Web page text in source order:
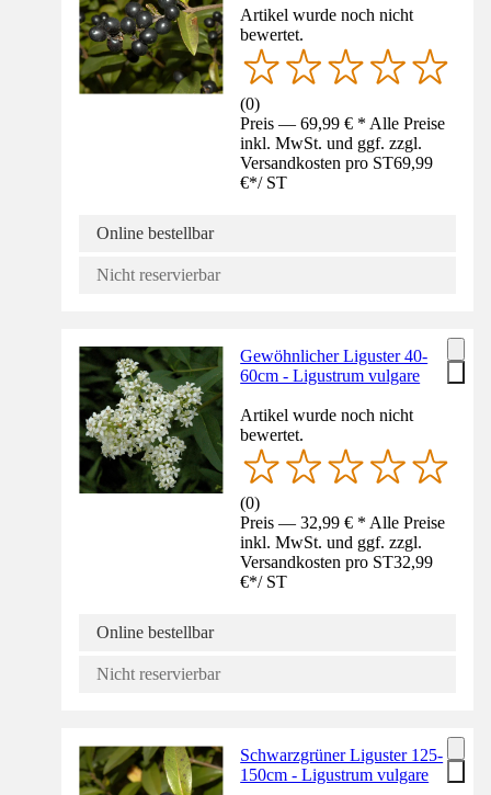
Artikel wurde noch nicht
bewertet.
(0)
Preis — 69,99 € * Alle Preise
inkl. MwSt. und ggf. zzgl.
Versandkosten pro ST69,99
€*/ ST
Online bestellbar
Nicht reservierbar
Gewöhnlicher Liguster 40-
60cm - Ligustrum vulgare
Artikel wurde noch nicht
bewertet.
(0)
Preis — 32,99 € * Alle Preise
inkl. MwSt. und ggf. zzgl.
Versandkosten pro ST32,99
€*/ ST
Online bestellbar
Nicht reservierbar
Schwarzgrüner Liguster 125-
150cm - Ligustrum vulgare